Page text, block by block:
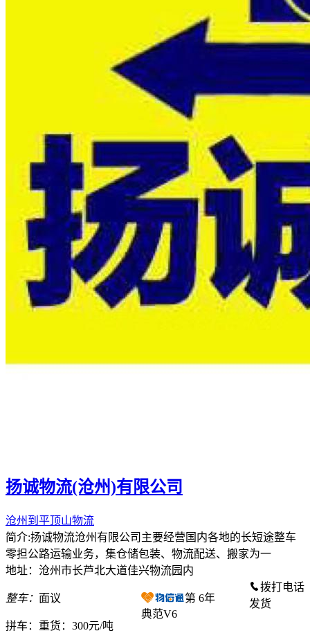
扬诚物流(沧州)有限公司
沧州到平顶山物流
简介:扬诚物流沧州有限公司主要经营国内各地的长短途整车
零担公路运输业务，集仓储包装、物流配送、搬家为一
地址：沧州市长芦北大道佳兴物流园内
整车： 面议
拼车： 重货：300元/吨
第 6年
典范V6
拨打电话
发货